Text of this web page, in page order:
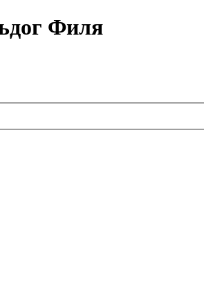
Филя